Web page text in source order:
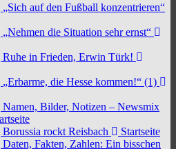
„Sich auf den Fußball konzentrieren“
„Nehmen die Situation sehr ernst“
Ruhe in Frieden, Erwin Türk!
„Erbarme, die Hesse kommen!“ (1)
Namen, Bilder, Notizen – Newsmix
Borussia rockt Reisbach
Startseite
Daten, Fakten, Zahlen: Ein bisschen